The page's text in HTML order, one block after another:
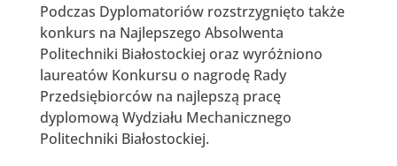
Podczas Dyplomatoriów rozstrzygnięto także
konkurs na Najlepszego Absolwenta
Politechniki Białostockiej oraz wyróżniono
laureatów Konkursu o nagrodę Rady
Przedsiębiorców na najlepszą pracę
dyplomową Wydziału Mechanicznego
Politechniki Białostockiej.